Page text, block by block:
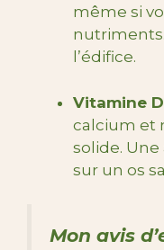
même si
l’édifice.
Vitamine
calcium et
solide.
sur un os
Mon avis